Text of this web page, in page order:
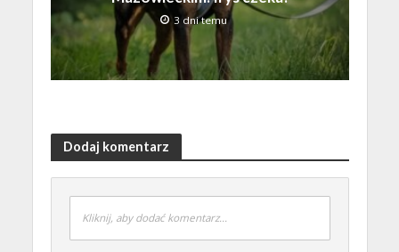
3 dni temu
Dodaj komentarz
Kliknij, aby dodać komentarz...